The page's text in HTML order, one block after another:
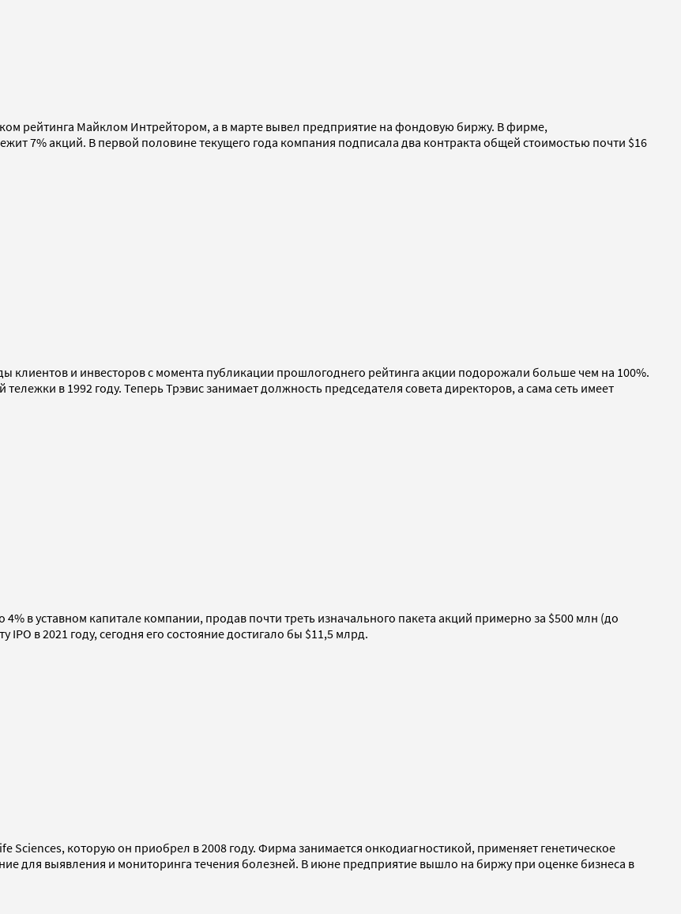
рейтинга Майклом Интрейтором, а в марте вывел предприятие на фондовую биржу. В фирме,
7% акций. В первой половине текущего года компания подписала два контракта общей стоимостью почти $16
клиентов и инвесторов с момента публикации прошлогоднего рейтинга акции подорожали больше чем на 100%.
в 1992 году. Теперь Трэвис занимает должность председателя совета директоров, а сама сеть имеет
в уставном капитале компании, продав почти треть изначального пакета акций примерно за $500 млн (до
в 2021 году, сегодня его состояние достигало бы $11,5 млрд.
Sciences, которую он приобрел в 2008 году. Фирма занимается онкодиагностикой, применяет генетическое
для выявления и мониторинга течения болезней. В июне предприятие вышло на биржу при оценке бизнеса в